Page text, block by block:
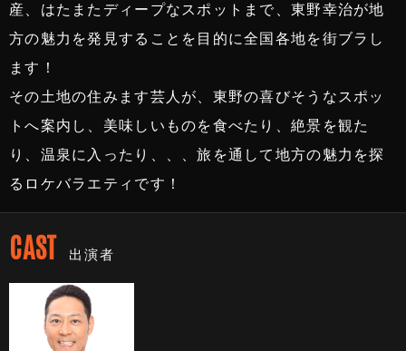
産、はたまたディープなスポットまで、東野幸治が地
方の魅力を発見することを目的に全国各地を街ブラし
ます！
その土地の住みます芸人が、東野の喜びそうなスポッ
トへ案内し、美味しいものを食べたり、絶景を観た
り、温泉に入ったり、、、旅を通して地方の魅力を探
るロケバラエティです！
CAST 出演者